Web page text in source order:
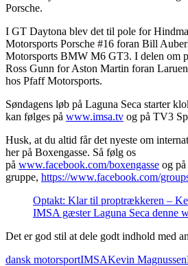
Porsche.
I GT Daytona blev det til pole for
Motorsports Porsche #16 foran Bill
Motorsports BMW M6 GT3. I delen om
Ross Gunn for Aston Martin foran
hos Pfaff Motorsports.
Søndagens løb på Laguna Seca starter
kan følges på www.imsa.tv og på TV3
Husk, at du altid får det nyeste om
her på Boxengasse. Så følg os
på www.facebook.com/boxengasse og
gruppe, https://www.facebook.com/
Optakt: Klar til proptrækkeren –
IMSA gæster Laguna Seca denne
Det er god stil at dele godt indhold med
dansk motorsportIMSAKevin Magnussen